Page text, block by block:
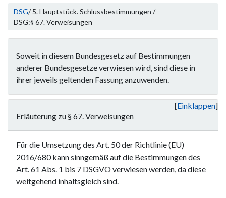
DSG/ 5. Hauptstück. Schlussbestimmungen /
DSG:§ 67. Verweisungen
Soweit in diesem Bundesgesetz auf Bestimmungen
anderer Bundesgesetze verwiesen wird, sind diese in
ihrer jeweils geltenden Fassung anzuwenden.
Einklappen
Erläuterung zu § 67. Verweisungen
Für die Umsetzung des Art. 50der Richtlinie (EU)
2016/680 kann sinngemäß auf die Bestimmungen des
Art. 61 Abs. 1 bis 7 DSGVOverwiesen werden, da diese
weitgehend inhaltsgleich sind.